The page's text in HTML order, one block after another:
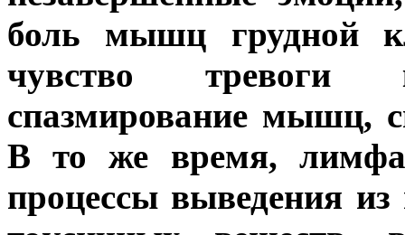
боль мышц грудной
чувство тревоги
спазмирование мышц,
В то же время,
процессы выведения из